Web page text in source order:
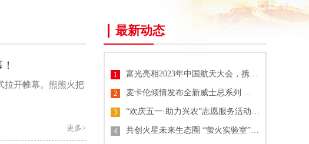
拉开帷幕。熊熊火把
更多>
最新动态
1 富光亮相2023年中国航天大会，携手中国航天共推技术与文化创新
2 麦卡伦倾情发布全新威士忌系列 纪念《007》电影60周年单一麦芽威士忌
3 “欢庆五一·助力兴农”志愿服务活动 中建-大成山东公司
4 共创火星未来生态圈 “萤火实验室”格物叩苍穹